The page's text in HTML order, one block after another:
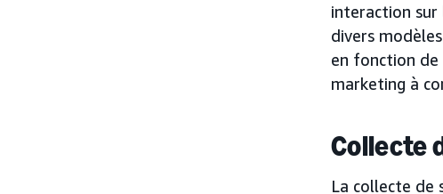
interaction sur
divers
en fonction de
marketing à
Collecte
La collecte de